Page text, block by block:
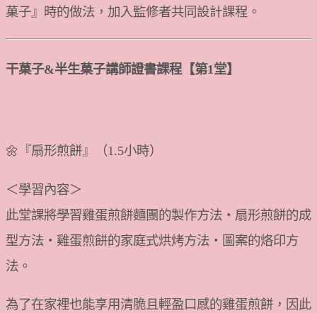
菓子』時的做法，加入監修者共同設計課程。
干菓子&半生菓子講師證書課程【第1堂】
🌼『扇形煎餅』（1.5小時）
＜學習內容＞
此堂課將學習雞蛋煎餅麵團的製作方法・扇形煎餅的成
型方法・雞蛋煎餅的家庭式烘烤方法・圖案的烙印方
法。
為了在家裡也能享用清脆且輕盈口感的雞蛋煎餅，因此